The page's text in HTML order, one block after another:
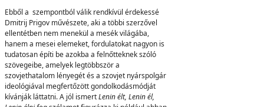
Ebből a szempontból válik rendkívül érdekessé
Dmitrij Prigov művészete, aki a többi szerzővel
ellentétben nem menekül a mesék világába,
hanem a mesei elemeket, fordulatokat nagyon is
tudatosan építi be azokba a felnőtteknek szóló
szövegeibe, amelyek legtöbbször a
szovjethatalom lényegét és a szovjet nyárspolgár
ideológiával megfertőzött gondolkodásmódját
kívánják láttatni. A jól ismertLenin élt, Lenin él,